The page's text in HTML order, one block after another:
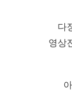
다
영상